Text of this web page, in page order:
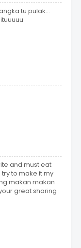
tu pulak...
and must eat
try to make it my
makan makan
great sharing